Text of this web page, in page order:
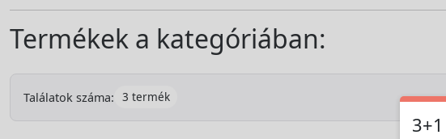
Termékek a kategóriában:
Találatok száma: 3 termék